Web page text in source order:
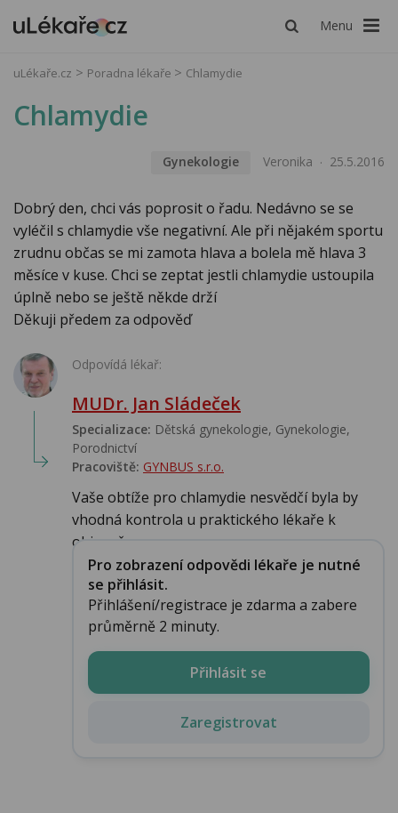
Menu
uLékaře.cz Poradna lékaře Chlamydie
Chlamydie
Gynekologie Veronika 25.5.2016
Dobrý den, chci vás poprosit o řadu. Nedávno se se
vyléčil s chlamydie vše negativní. Ale při nějakém sportu
zrudnu občas se mi zamota hlava a bolela mě hlava 3
měsíce v kuse. Chci se zeptat jestli chlamydie ustoupila
úplně nebo se ještě někde drží
Děkuji předem za odpověď
Odpovídá lékař:
MUDr. Jan Sládeček
Specializace: Dětská gynekologie, Gynekologie,
Porodnictví
Pracoviště: GYNBUS s.r.o.
Vaše obtíže pro chlamydie nesvědčí byla by
vhodná kontrola u praktického lékaře k
objasně...
Pro zobrazení odpovědi lékaře je nutné
se přihlásit.
Přihlášení/registrace je zdarma a zabere
průměrně 2 minuty.
Přihlásit se
Zaregistrovat